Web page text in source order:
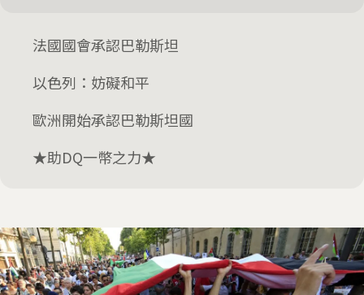
法國國會承認巴勒斯坦
以色列：妨礙和平
歐洲開始承認巴勒斯坦國
★助DQ一幣之力★